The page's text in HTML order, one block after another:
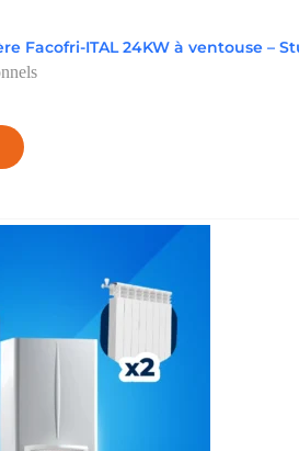
Facofri-ITAL 24KW à ventouse –